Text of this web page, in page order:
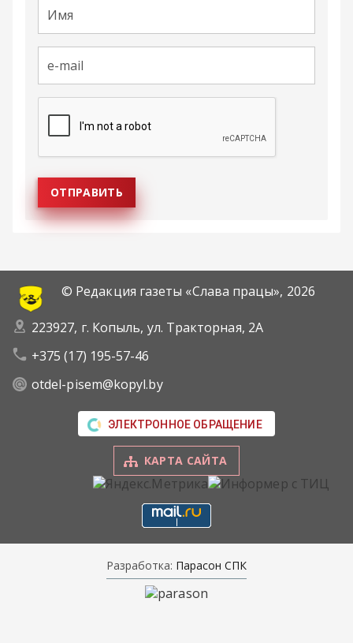
© Редакция газеты «Слава працы», 2026
223927, г. Копыль, ул. Тракторная, 2А
+375 (17) 195-57-46
otdel-pisem@kopyl.by
ЭЛЕКТРОННОЕ ОБРАЩЕНИЕ
КАРТА САЙТА
Разработка: Парасон СПК